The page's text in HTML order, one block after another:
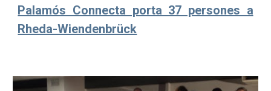
Palamós Connecta porta 37 persones a
Rheda-Wiendenbrück